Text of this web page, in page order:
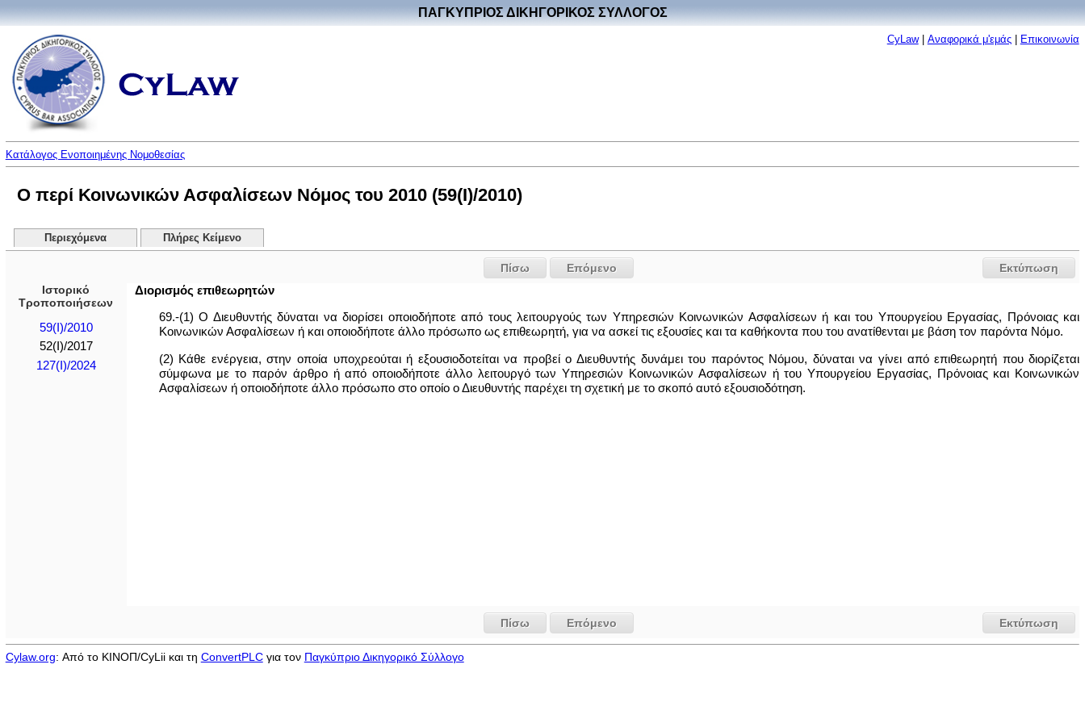
ΠΑΓΚΥΠΡΙΟΣ ΔΙΚΗΓΟΡΙΚΟΣ ΣΥΛΛΟΓΟΣ
CyLaw| Αναφορικά μ'εμάς| Επικοινωνία
Κατάλογος Ενοποιημένης Νομοθεσίας
Ο περί Κοινωνικών Ασφαλίσεων Νόμος του 2010 (59(I)/2010)
Περιεχόμενα Πλήρες Κείμενο
Εκτύπωση
Πίσω
Επόμενο
Ιστορικό
Τροποποιήσεων
59(I)/2010
52(I)/2017
127(I)/2024
Διορισμός επιθεωρητών
69.-(1) Ο Διευθυντής δύναται να διορίσει οποιοδήποτε από τους λειτουργούς των Υπηρεσιών Κοινωνικών Ασφαλίσεων ή και του Υπουργείου Εργασίας, Πρόνοιας και
Κοινωνικών Ασφαλίσεων ή και οποιοδήποτε άλλο πρόσωπο ως επιθεωρητή, για να ασκεί τις εξουσίες και τα καθήκοντα που του ανατίθενται με βάση τον παρόντα Νόμο.
(2) Κάθε ενέργεια, στην οποία υποχρεούται ή εξουσιοδοτείται να προβεί ο Διευθυντής δυνάμει του παρόντος Νόμου, δύναται να γίνει από επιθεωρητή που διορίζεται
σύμφωνα με το παρόν άρθρο ή από οποιοδήποτε άλλο λειτουργό των Υπηρεσιών Κοινωνικών Ασφαλίσεων ή του Υπουργείου Εργασίας, Πρόνοιας και Κοινωνικών
Ασφαλίσεων ή οποιοδήποτε άλλο πρόσωπο στο οποίο ο Διευθυντής παρέχει τη σχετική με το σκοπό αυτό εξουσιοδότηση.
Εκτύπωση
Πίσω Επόμενο
Cylaw.org: Από το ΚΙΝOΠ/CyLii και τη ConvertPLCγια τον Παγκύπριο Δικηγορικό Σύλλογο